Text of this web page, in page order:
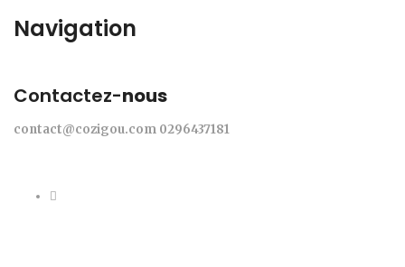
Navigation
Contactez-nous
contact@cozigou.com 0296437181